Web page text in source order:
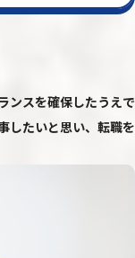
ンスを確保したうえで
したいと思い、転職を